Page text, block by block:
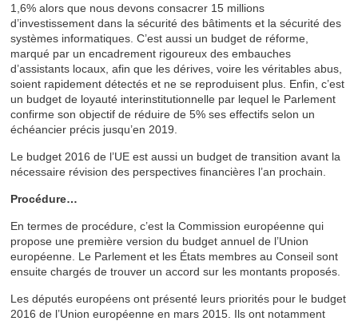
1,6% alors que nous devons consacrer 15 millions
d’investissement dans la sécurité des bâtiments et la sécurité des
systèmes informatiques. C’est aussi un budget de réforme,
marqué par un encadrement rigoureux des embauches
d’assistants locaux, afin que les dérives, voire les véritables abus,
soient rapidement détectés et ne se reproduisent plus. Enfin, c’est
un budget de loyauté interinstitutionnelle par lequel le Parlement
confirme son objectif de réduire de 5% ses effectifs selon un
échéancier précis jusqu’en 2019.
Le budget 2016 de l’UE est aussi un budget de transition avant la
nécessaire révision des perspectives financières l’an prochain.
Procédure…
En termes de procédure, c’est la Commission européenne qui
propose une première version du budget annuel de l’Union
européenne. Le Parlement et les États membres au Conseil sont
ensuite chargés de trouver un accord sur les montants proposés.
Les députés européens ont présenté leurs priorités pour le budget
2016 de l’Union européenne en mars 2015. Ils ont notamment